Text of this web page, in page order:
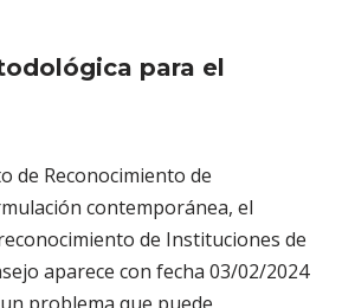
para el
de Reconocimiento de
contemporánea, el
de Instituciones de
aparece con fecha 03/02/2024